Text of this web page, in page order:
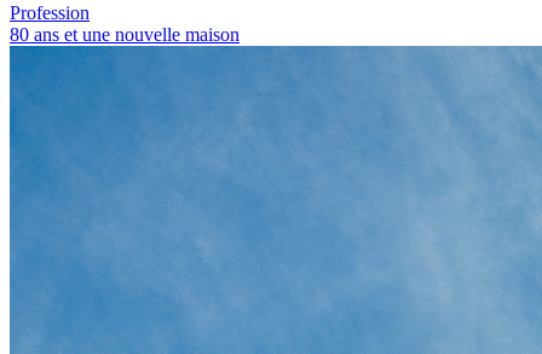
Profession
80 ans et une nouvelle maison